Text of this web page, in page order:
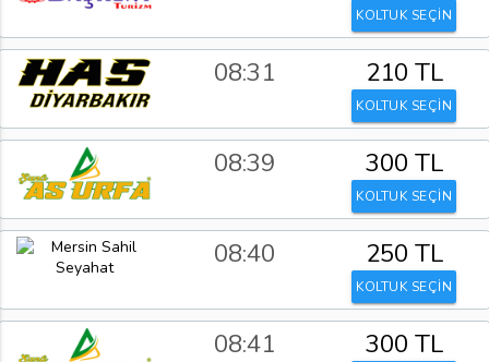
KOLTUK SEÇİN
08:31 210 TL
KOLTUK SEÇİN
08:39 300 TL
KOLTUK SEÇİN
08:40 250 TL
KOLTUK SEÇİN
08:41 300 TL